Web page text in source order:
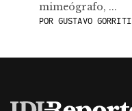
mimeógrafo, ...
POR GUSTAVO GORRITI